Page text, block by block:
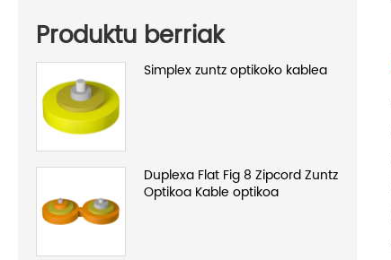
Produktu berriak
Simplex zuntz optikoko kablea
Duplexa Flat Fig 8 Zipcord Zuntz
Optikoa Kable optikoa